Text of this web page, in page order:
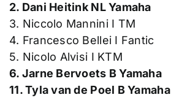
2. Dani Heitink NL Yamaha
3. Niccolo Mannini I TM
4. Francesco Bellei I Fantic
5. Nicolo Alvisi I KTM
6. Jarne Bervoets B Yamaha
11. Tyla van de Poel B Yamaha